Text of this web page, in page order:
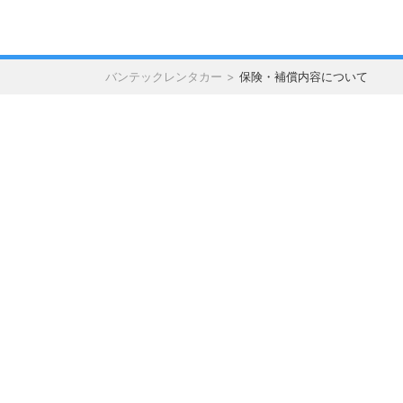
バンテックレンタカー 保険・補償内容について